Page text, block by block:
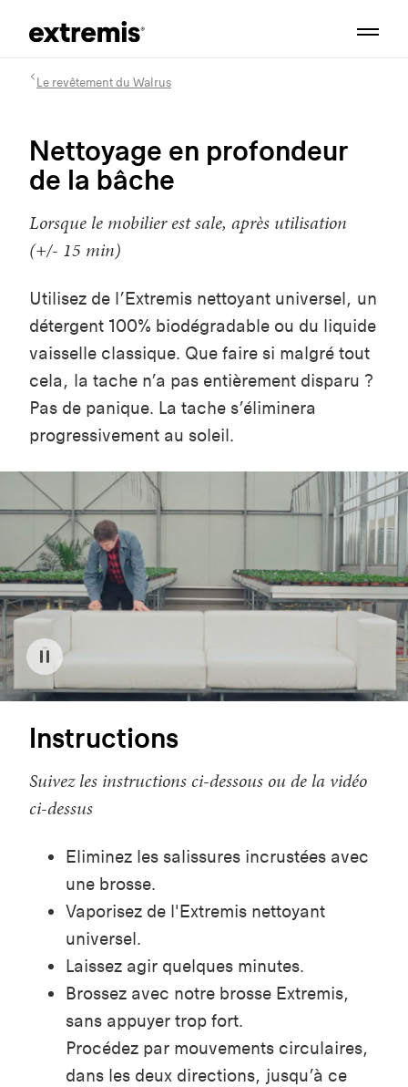
Le revêtement du Walrus
Nettoyage en profondeur
de la bâche
Lorsque le mobilier est sale, après utilisation
(+/- 15 min)
Utilisez de l’Extremis nettoyant universel, un
détergent 100% biodégradable ou du liquide
vaisselle classique. Que faire si malgré tout
cela, la tache n’a pas entièrement disparu ?
Pas de panique. La tache s’éliminera
progressivement au soleil.
Instructions
Suivez les instructions ci-dessous ou de la vidéo
ci-dessus
Eliminez les salissures incrustées avec
une brosse.
Vaporisez de l'Extremis nettoyant
universel.
Laissez agir quelques minutes.
Brossez avec notre brosse Extremis,
sans appuyer trop fort.
Procédez par mouvements circulaires,
dans les deux directions, jusqu’à ce